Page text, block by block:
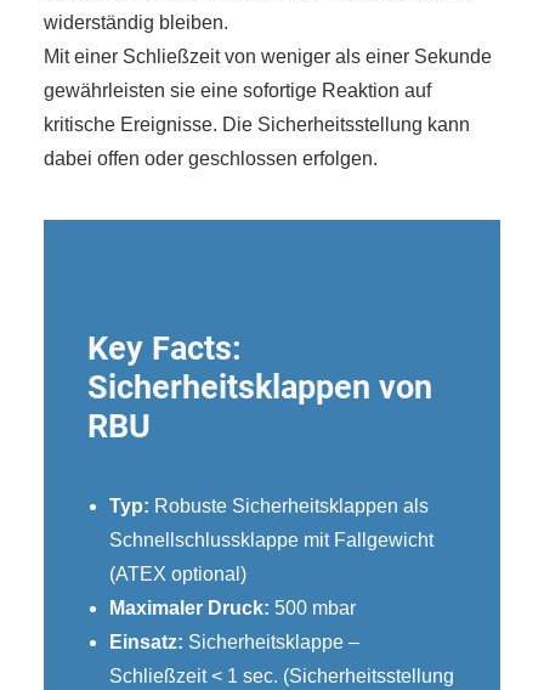
widerständig bleiben.
Mit einer Schließzeit von weniger als einer Sekunde
gewährleisten sie eine sofortige Reaktion auf
kritische Ereignisse. Die Sicherheitsstellung kann
dabei offen oder geschlossen erfolgen.
Key Facts:
Sicherheitsklappen von
RBU
Typ: Robuste Sicherheitsklappen als
Schnellschlussklappe mit Fallgewicht
(ATEX optional)
Maximaler Druck: 500 mbar
Einsatz: Sicherheitsklappe –
Schließzeit < 1 sec. (Sicherheitsstellung